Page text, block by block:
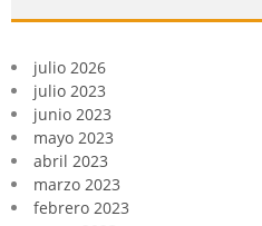
julio 2026
julio 2023
junio 2023
mayo 2023
abril 2023
marzo 2023
febrero 2023